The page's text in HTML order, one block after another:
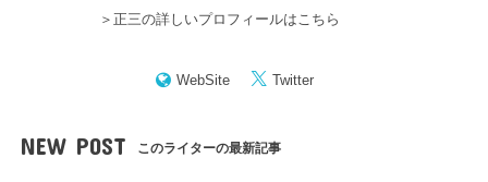
＞正三の詳しいプロフィールはこちら
WebSite Twitter
NEW POST このライターの最新記事